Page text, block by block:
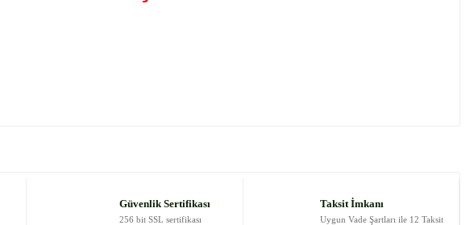
Güvenlik Sertifikası
256 bit SSL sertifikası
Taksit İmkanı
Uygun Vade Şartları ile 12 Taksit